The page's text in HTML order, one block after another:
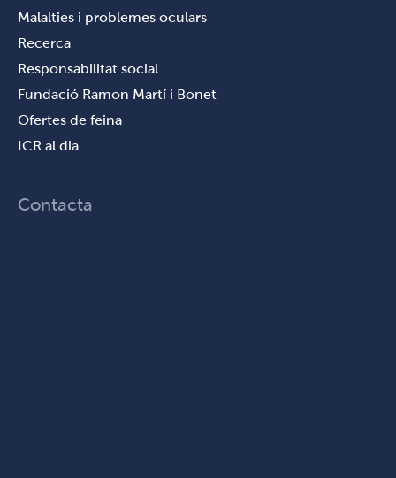
Malalties i problemes oculars
Recerca
Responsabilitat social
Fundació Ramon Martí i Bonet
Ofertes de feina
ICR al dia
Contacta